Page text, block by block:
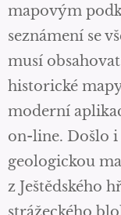
mapovým
seznámení se
musí
historické
moderní
on-line. Došlo i
geologickou
z Ještědského
strážeckého